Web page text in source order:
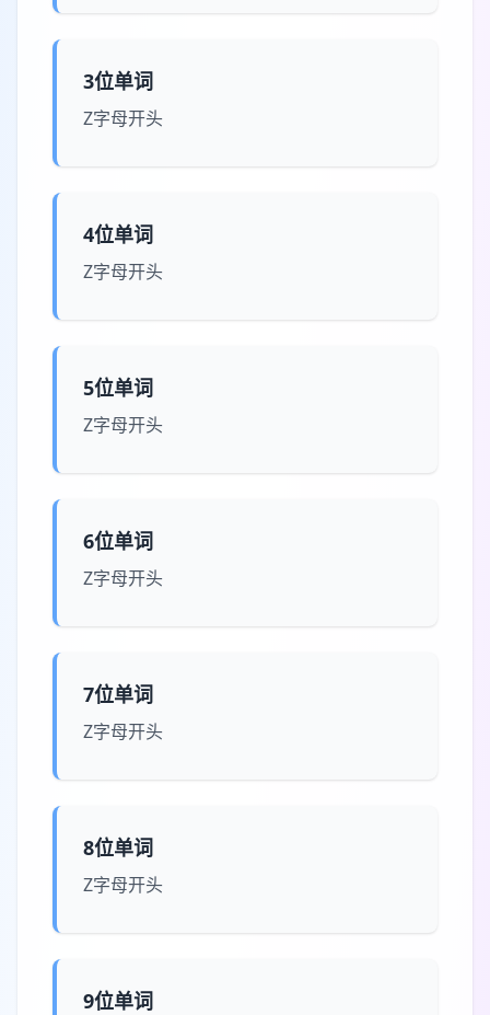
3位单词
Z字母开头
4位单词
Z字母开头
5位单词
Z字母开头
6位单词
Z字母开头
7位单词
Z字母开头
8位单词
Z字母开头
9位单词